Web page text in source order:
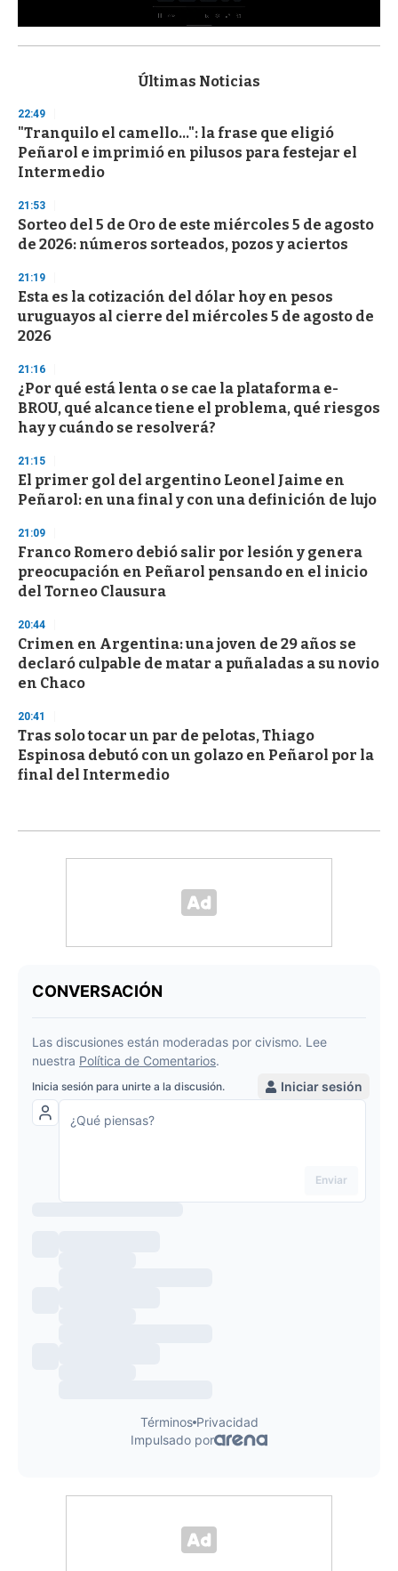
s
d
s
o
f
3
s
e
c
o
d
s
Últimas Noticias
22:49
"Tranquilo el camello...": la frase que eligió
Peñarol e imprimió en pilusos para festejar el
Intermedio
21:53
Sorteo del 5 de Oro de este miércoles 5 de agosto
de 2026: números sorteados, pozos y aciertos
21:19
Esta es la cotización del dólar hoy en pesos
uruguayos al cierre del miércoles 5 de agosto de
2026
21:16
¿Por qué está lenta o se cae la plataforma e-
BROU, qué alcance tiene el problema, qué riesgos
hay y cuándo se resolverá?
21:15
El primer gol del argentino Leonel Jaime en
Peñarol: en una final y con una definición de lujo
21:09
Franco Romero debió salir por lesión y genera
preocupación en Peñarol pensando en el inicio
del Torneo Clausura
20:44
Crimen en Argentina: una joven de 29 años se
declaró culpable de matar a puñaladas a su novio
en Chaco
20:41
Tras solo tocar un par de pelotas, Thiago
Espinosa debutó con un golazo en Peñarol por la
final del Intermedio